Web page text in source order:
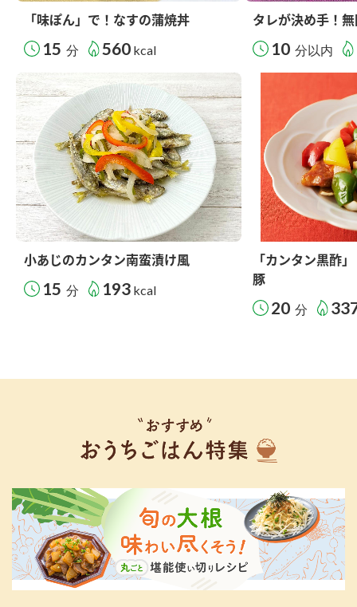
「味ぽん」で！なすの蒲焼丼
15 分 560 kcal
タレが決め手！
10 分以内
小あじのカンタン南蛮漬け風
15 分 193 kcal
「カンタン黒酢
豚
20 分